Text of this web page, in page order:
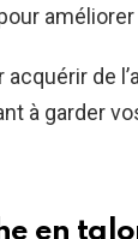
de
à garder
en